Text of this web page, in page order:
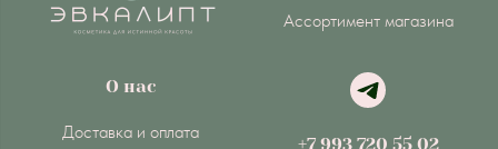
Ассортимент магазина
О нас
Доставка и оплата
+7 993 720 55 02